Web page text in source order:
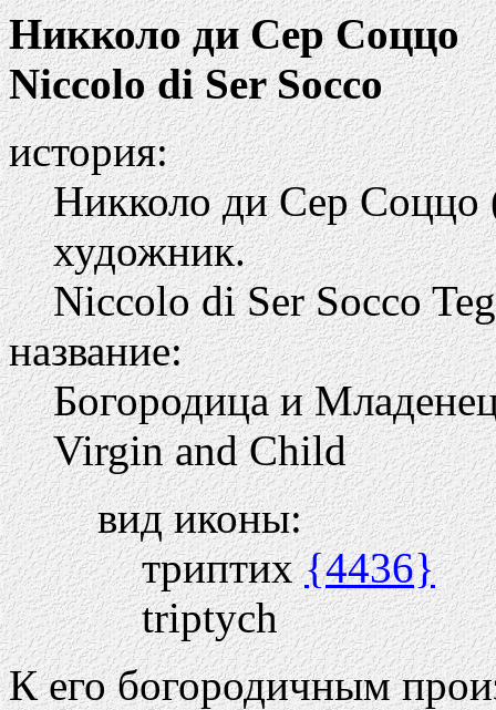
Никколо ди Сер Соццо
Niccolo di Ser Socco
история:
Никколо ди Сер Соццо
художник.
Niccolo di Ser Socco
название:
Богородица и
Virgin and Child
вид иконы:
триптих{4436}
triptych
К его богородичным